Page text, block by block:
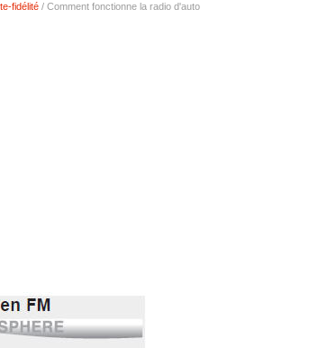
fidélité / Comment fonctionne la radio d'auto